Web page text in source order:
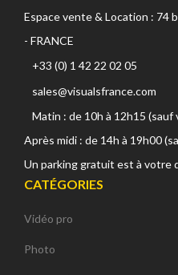
Espace vente & Location : 74
- FRANCE
+33 (0) 1 42 22 02 05
sales@visualsfrance.com
Matin : de 10h à 12h15 (sauf
Après midi : de 14h à 19h00
Un parking gratuit est à votre
CATÉGORIES
Vidéo pro
Photo